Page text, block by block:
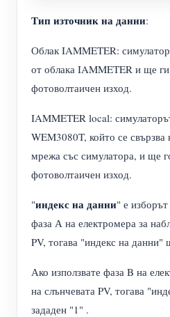
Тип източник на данни:
Облак IAMMETER:
от облака IAMMETER и ще ги
фотоволтаичен изход.
IAMMETER local:
WEM3080T, който се
мрежа със симулатора, и ще
фотоволтаичен изход.
"индекс на данни" е
фаза А на електромера за
PV, тогава "индекс на
Ако използвате фаза B на
на слънчевата PV, тогава
зададен "1" .